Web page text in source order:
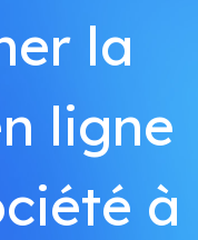
la
ligne
à